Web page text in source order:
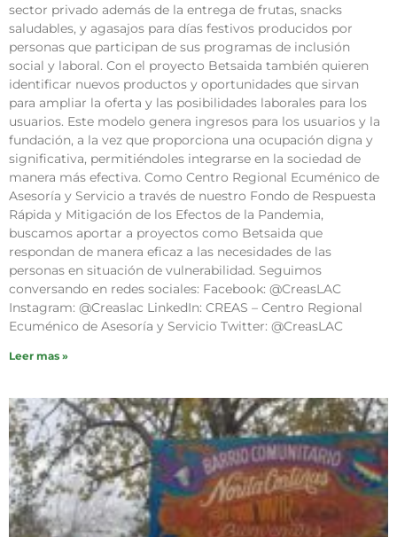
sector privado además de la entrega de frutas, snacks
saludables, y agasajos para días festivos producidos por
personas que participan de sus programas de inclusión
social y laboral. Con el proyecto Betsaida también quieren
identificar nuevos productos y oportunidades que sirvan
para ampliar la oferta y las posibilidades laborales para los
usuarios. Este modelo genera ingresos para los usuarios y la
fundación, a la vez que proporciona una ocupación digna y
significativa, permitiéndoles integrarse en la sociedad de
manera más efectiva. Como Centro Regional Ecuménico de
Asesoría y Servicio a través de nuestro Fondo de Respuesta
Rápida y Mitigación de los Efectos de la Pandemia,
buscamos aportar a proyectos como Betsaida que
respondan de manera eficaz a las necesidades de las
personas en situación de vulnerabilidad. Seguimos
conversando en redes sociales: Facebook: @CreasLAC
Instagram: @Creaslac LinkedIn: CREAS – Centro Regional
Ecuménico de Asesoría y Servicio Twitter: @CreasLAC
Leer mas »